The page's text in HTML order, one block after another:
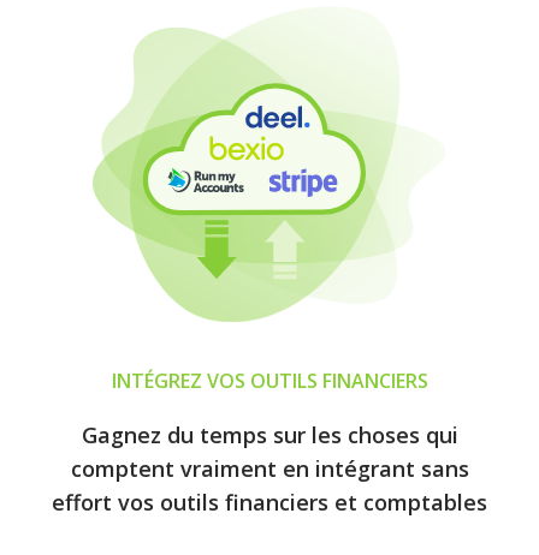
INTÉGREZ VOS OUTILS FINANCIERS
Gagnez du temps sur les choses qui
comptent vraiment en intégrant sans
effort vos outils financiers et comptables